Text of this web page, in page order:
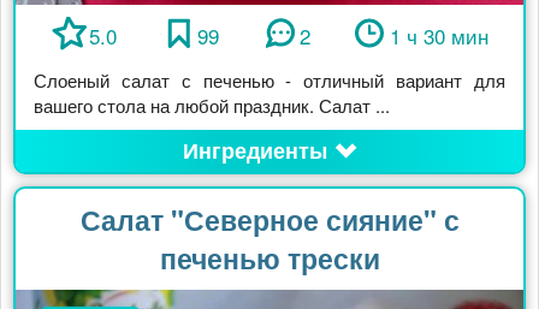
5.0 99 2 1 ч 30 мин
Слоеный салат с печенью - отличный вариант для
вашего стола на любой праздник. Салат ...
Ингредиенты
Салат "Северное сияние" с
печенью трески